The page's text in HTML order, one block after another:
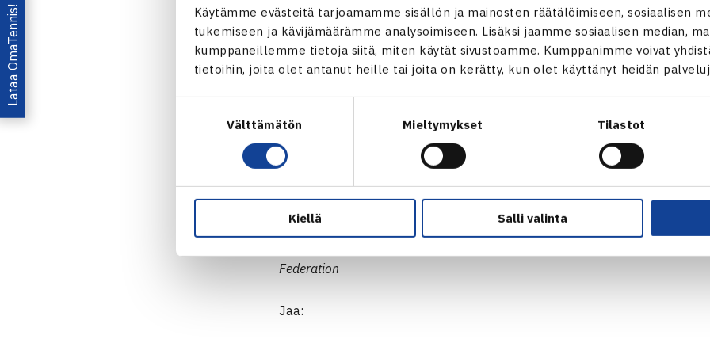
Käytämme evästeitä tarjoamamme sisällön ja mainosten räätälöimiseen, sosiaalisen
tukemiseen ja kävijämäärämme analysoimiseen. Lisäksi jaamme sosiaalisen median,
kumppaneillemme tietoja siitä, miten käytät sivustoamme. Kumppanimme voivat
tietoihin, joita olet antanut heille tai joita on kerätty, kun olet käyttänyt heidän
Välttämätön Mieltymykset Tilastot
Kiellä Salli valinta
Suomen Tennisliitto ja Pohjoismaat tukevat LTA:n ja AELTC:n päätöstä
valkovenäläisurheilijoiden pelaaminen turnauksissa Iso-Britanniassa(ml.
englanninkielinen kannanotto:
We, the undersigned federations, support the position the LTA and AELTC
it can to stand with the people of Ukraine against the hostility of the Russian
Federation
Jaa:
Lataa OmaTennis!